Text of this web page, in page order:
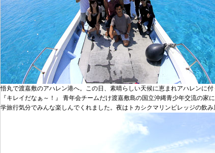
悟丸で渡嘉敷のアハレン港へ。この日、素晴らしい天候に恵まれアハレンに
『キレイだなぁ～！』 青年会チームだけ渡嘉敷島の国立沖縄青少年交流の家
学旅行気分でみんな楽しんでくれました。夜はトカシクマリンビレッジの飲